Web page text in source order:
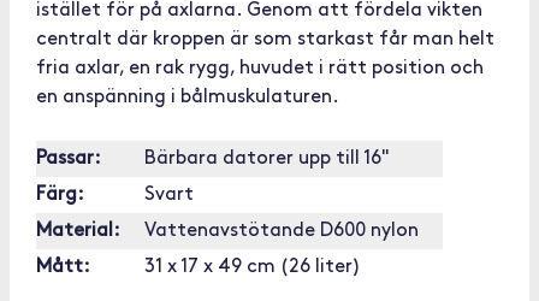
istället för på axlarna. Genom att fördela vikten
centralt där kroppen är som starkast får man helt
fria axlar, en rak rygg, huvudet i rätt position och
en anspänning i bålmuskulaturen.
Passar:
Bärbara datorer upp till 16"
Färg:
Svart
Material:
Vattenavstötande D600 nylon
Mått:
31 x 17 x 49 cm (26 liter)